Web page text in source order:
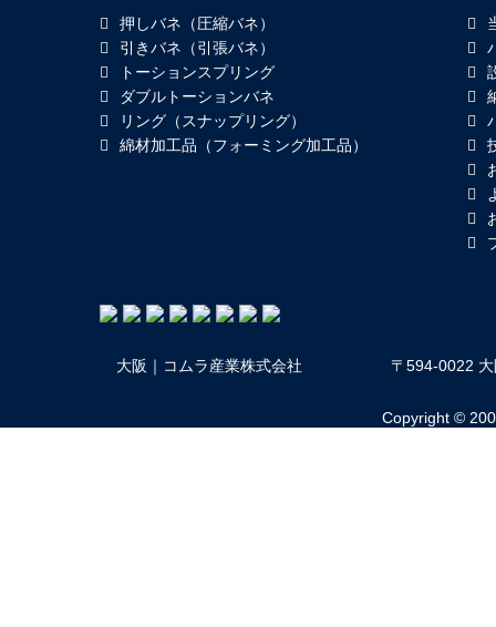
押しバネ（圧縮バネ）
引きバネ（引張バネ）
トーションスプリング
ダブルトーションバネ
リング（スナップリング）
綿材加工品（フォーミング加工品）
大阪｜コムラ産業株式会社 〒594-0022
Copyright ©